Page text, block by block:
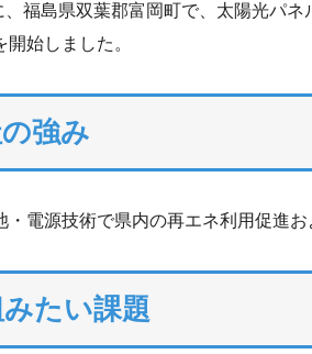
福島県双葉郡富岡町で、太陽光パ
始しました。
強み
電源技術で県内の再エネ利用促進お
たい課題